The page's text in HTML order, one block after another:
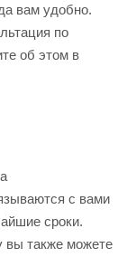
вам удобно.
по
об этом в
с вами
сроки.
вы также можете